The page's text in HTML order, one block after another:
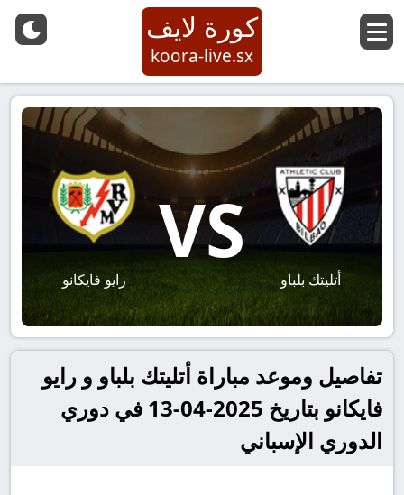
كورة لايف
koora-live.sx
أتليتك بلباو
VS
رايو فايكانو
تفاصيل وموعد مباراة أتليتك بلباو و رايو
فايكانو بتاريخ 2025-04-13 في دوري
الدوري الإسباني